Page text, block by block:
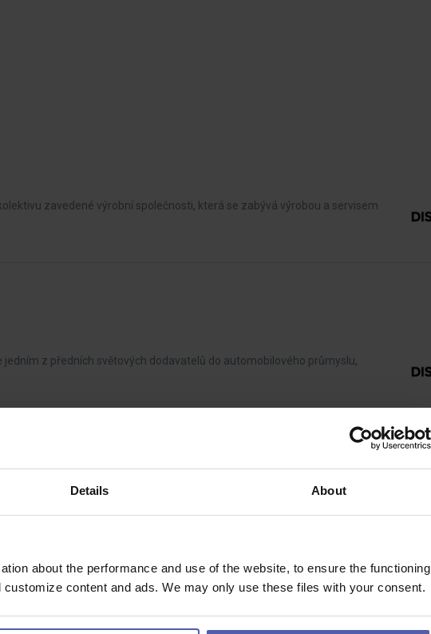
Details About
about the performance and use of the website, to ensure the functioning
content and ads. We may only use these files with your consent.
zavedené výrobní společnosti, která se zabývá výrobou a servisem
z předních světových dodavatelů do automobilového průmyslu,
a budete mít za sebou stabilní zázemí silné mezinárodní společnosti?Náš